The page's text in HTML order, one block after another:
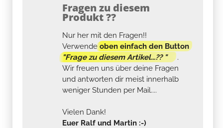
Fragen zu diesem
Produkt ??
Nur her mit den Fragen!!
Verwendeoben einfach den Button
"Frage zu diesem Artikel...?? "
.
Wir freuen uns über deine Fragen
und antworten dir meist innerhalb
weniger Stunden per Mail....
Vielen Dank!
Euer Ralf und Martin :-)